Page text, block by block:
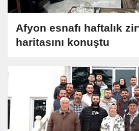
Afyon esnafı haftalık
haritasını konuştu